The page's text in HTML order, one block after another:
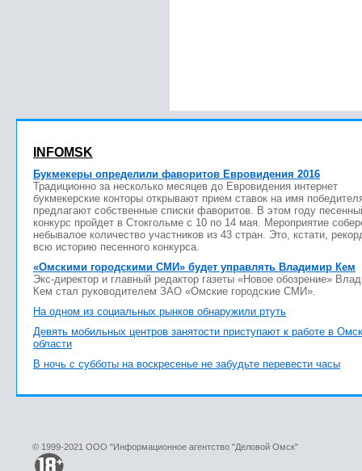
INFOMSK
Букмекеры определили фаворитов Евровидения 2016
Традиционно за несколько месяцев до Евровидения интернет
букмекерские конторы открывают прием ставок на имя
предлагают собственные списки фаворитов. В этом году
конкурс пройдет в Стокгольме с 10 по 14 мая. Мероприятие
небывалое количество участников из 43 стран. Это, кстати,
всю историю песенного конкурса.
«Омскими городскими СМИ» будет управлять Владимир Кем
Экс-директор и главный редактор газеты «Новое обозрение»
Кем стал руководителем ЗАО «Омские городские СМИ».
На одном из социальных рынков обнаружили ртуть
Девять мобильных центров занятости приступают к работе в
области
В ночь с субботы на воскресенье не забудьте перевести часы
© 1999-2021 ООО "Информационное агентство "Деловой Омск"